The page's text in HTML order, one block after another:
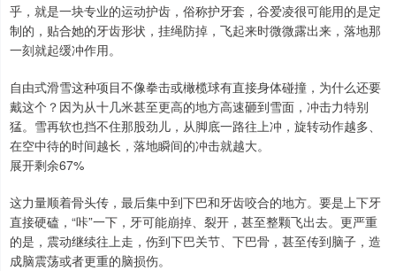
乎，就是一块专业的运动护齿，俗称护牙套，谷爱凌很可能用的是定
制的，贴合她的牙齿形状，挂绳防掉，飞起来时微微露出来，落地那
一刻就起缓冲作用。
自由式滑雪这种项目不像拳击或橄榄球有直接身体碰撞，为什么还要
戴这个？因为从十几米甚至更高的地方高速砸到雪面，冲击力特别
猛。雪再软也挡不住那股劲儿，从脚底一路往上冲，旋转动作越多、
在空中待的时间越长，落地瞬间的冲击就越大。
展开剩余67%
这力量顺着骨头传，最后集中到下巴和牙齿咬合的地方。要是上下牙
直接硬磕，“咔”一下，牙可能崩掉、裂开，甚至整颗飞出去。更严重
的是，震动继续往上走，伤到下巴关节、下巴骨，甚至传到脑子，造
成脑震荡或者更重的脑损伤。